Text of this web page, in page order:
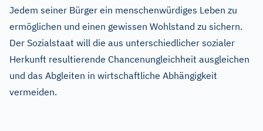
Jedem seiner Bürger ein menschenwürdiges Leben zu
ermöglichen und einen gewissen Wohlstand zu sichern.
Der Sozialstaat will die aus unterschiedlicher sozialer
Herkunft resultierende Chancenungleichheit ausgleichen
und das Abgleiten in wirtschaftliche Abhängigkeit
vermeiden.